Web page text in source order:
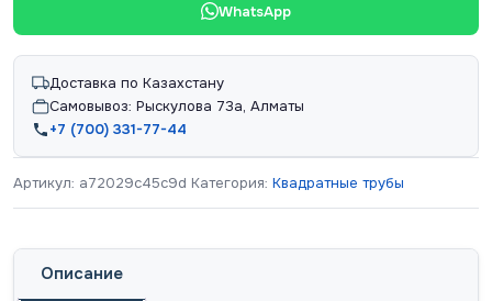
WhatsApp
Доставка по Казахстану
Самовывоз: Рыскулова 73а, Алматы
+7 (700) 331-77-44
Артикул: a72029c45c9d Категория: Квадратные трубы
Описание